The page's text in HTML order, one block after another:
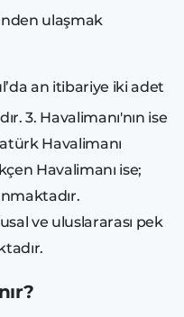
ulaşmak
an itibariye iki adet
3. Havalimanı'nın ise
Havalimanı
Havalimanı ise;
ve uluslararası pek